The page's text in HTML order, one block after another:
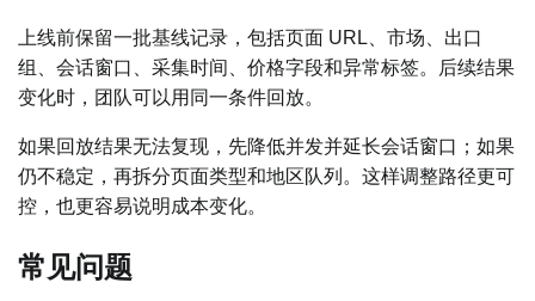
上线前保留一批基线记录，包括页面 URL、市场、出口
组、会话窗口、采集时间、价格字段和异常标签。后续结果
变化时，团队可以用同一条件回放。
如果回放结果无法复现，先降低并发并延长会话窗口；如果
仍不稳定，再拆分页面类型和地区队列。这样调整路径更可
控，也更容易说明成本变化。
常见问题